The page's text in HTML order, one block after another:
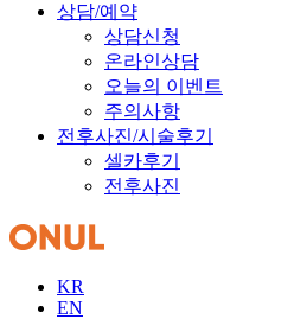
상담/예약
상담신청
온라인상담
오늘의 이벤트
주의사항
전후사진/시술후기
셀카후기
전후사진
KR
EN